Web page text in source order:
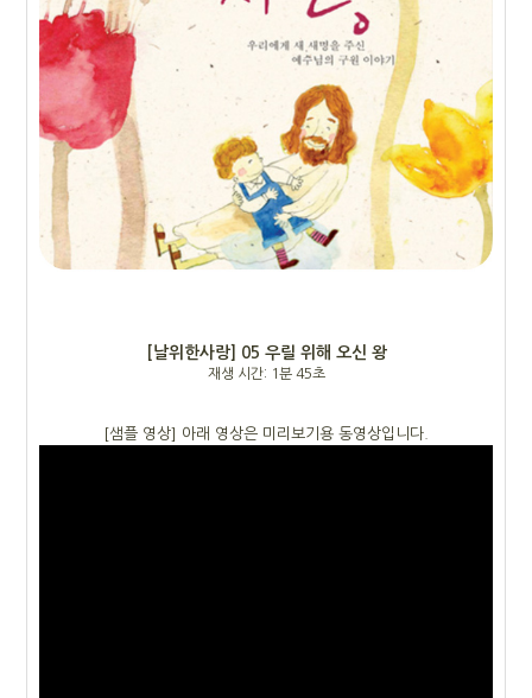
[날위한사랑] 05 우릴 위해 오신 왕
재생 시간: 1분 45초
[샘플 영상] 아래 영상은 미리보기용 동영상입니다.